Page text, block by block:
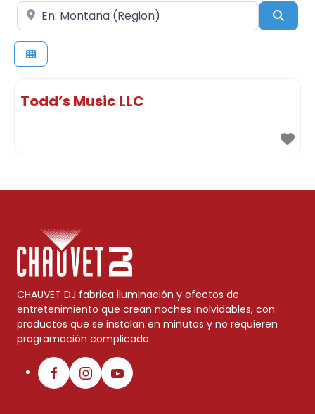
Cerca de
Todd’s Music LLC
CHAUVET DJ fabrica iluminación y efectos de
entretenimiento que crean noches inolvidables, con
productos que se instalan en minutos y no requieren
programación complicada.